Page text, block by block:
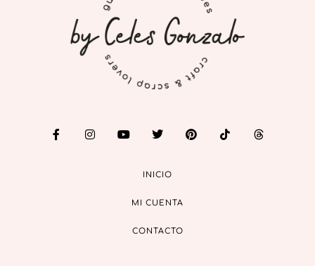
INICIO
MI CUENTA
CONTACTO